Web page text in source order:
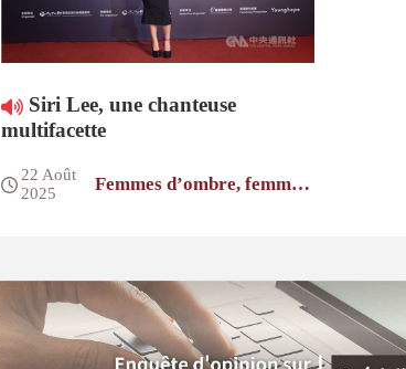
Siri Lee, une chanteuse
multifacette
22 Août
2025
Femmes d’ombre, femmes